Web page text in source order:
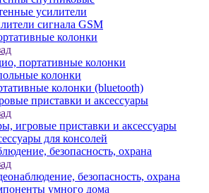
усилители
сигнала GSM
колонки
портативные колонки
колонки
колонки (bluetooth)
приставки и аксессуары
игровые приставки и аксессуары
для консолей
безопасность, охрана
безопасность, охрана
умного дома